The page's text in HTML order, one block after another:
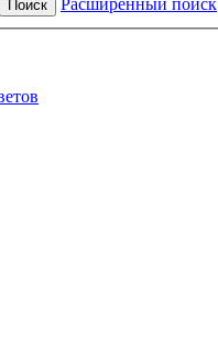
Поиск Расширенный поиск